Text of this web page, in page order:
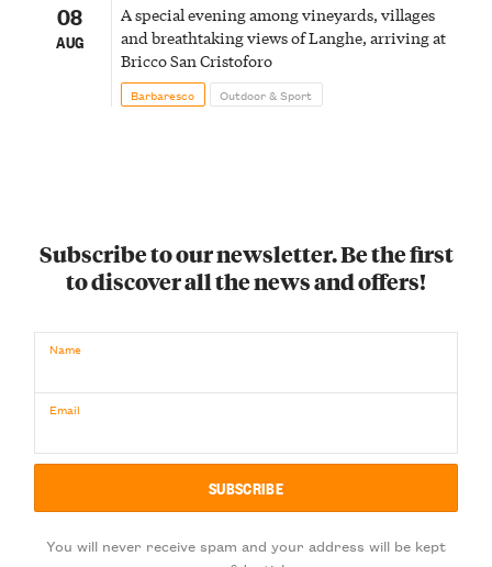
08
AUG
A special evening among vineyards, villages
and breathtaking views of Langhe, arriving at
Bricco San Cristoforo
Barbaresco Outdoor & Sport
Subscribe to our newsletter. Be the first
to discover all the news and offers!
Name
Email
You will never receive spam and your address will be kept